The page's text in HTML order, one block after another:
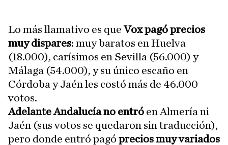
Lo más llamativo es queVox pagó precios
muy dispares: muy baratos en Huelva
(18.000), carísimos en Sevilla (56.000) y
Málaga (54.000), y su único escaño en
Córdoba y Jaén les costó más de 46.000
votos.
Adelante Andalucía no entró en Almería ni
Jaén (sus votos se quedaron sin traducción),
pero donde entró pagó precios muy variados